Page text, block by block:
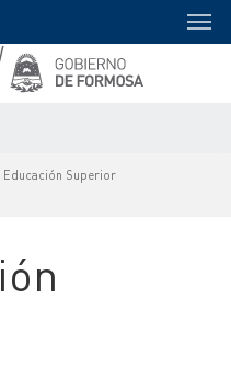
Educación Superior